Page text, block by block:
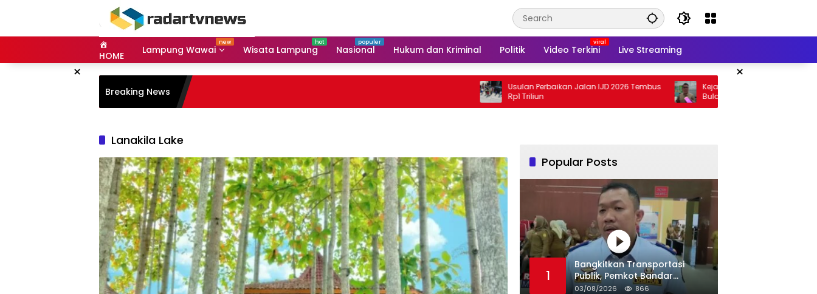
HOME Lampung Wawai Wisata Lampung Nasional Hukum dan Kriminal Politik Video Terkini Live Streaming
× ×
Breaking News
Usulan Perbaikan Jalan IJD 2026 Tembus
Rp1 Triliun
Kejati Targetkan Berkas Arinal Rampung
Bulan Agustus
Lanakila Lake
Popular Posts
1
Bangkitkan Transportasi
Publik, Pemkot Bandar
Lampung Uji Coba Bus Umum
03/08/2026 866